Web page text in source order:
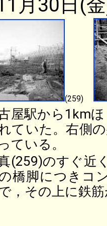
月30日(
(259)
屋駅から1km
ていた。右側
ている。
(259)のすぐ近
橋脚につきコ
，その上に鉄